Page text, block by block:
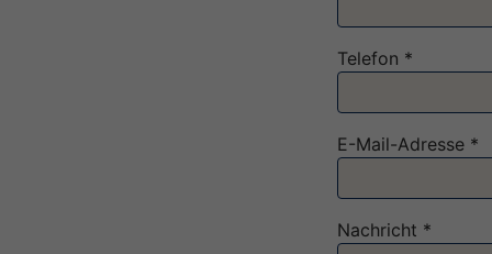
Telefon *
E-Mail-Adresse *
Bitte nicht
Nachricht *